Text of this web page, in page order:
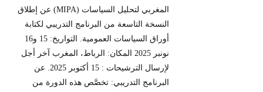
المغربي لتحليل السياسات (MIPA) عن إطلاق
النسخة التاسعة من البرنامج التدريبي لكتابة
أوراق السياسات العمومية. التواريخ: 15 و16
نونبر 2025 المكان: الرباط، المغرب آخر أجل
لإرسال الترشيحات : 15 أكتوبر 2025. عن
البرنامج التدريبي: تخصَّص هذه الدورة من